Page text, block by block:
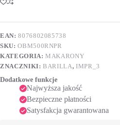
500
t
r
a
t
i
v
:
EAN:8076802085738
SKU:OBM500RNPR
KATEGORIA:MAKARONY
ZNACZNIKI:BARILLA, IMPR_3
Dodatkowe funkcje
Najwyższa jakość
Bezpieczne płatności
Satysfakcja gwarantowana